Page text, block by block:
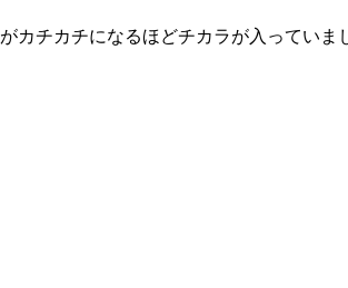
カチカチになるほどチカラが入っていま